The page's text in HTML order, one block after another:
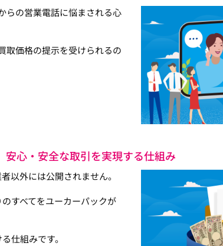
らの営業電話に悩まされる心
取価格の提示を受けられるの
安心・安全な取引を実現する仕組み
以外には公開されません。
すべてをユーカーパックが
仕組みです。